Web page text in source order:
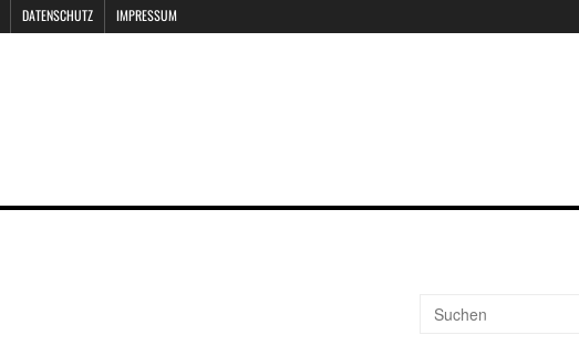
DATENSCHUTZ IMPRESSUM